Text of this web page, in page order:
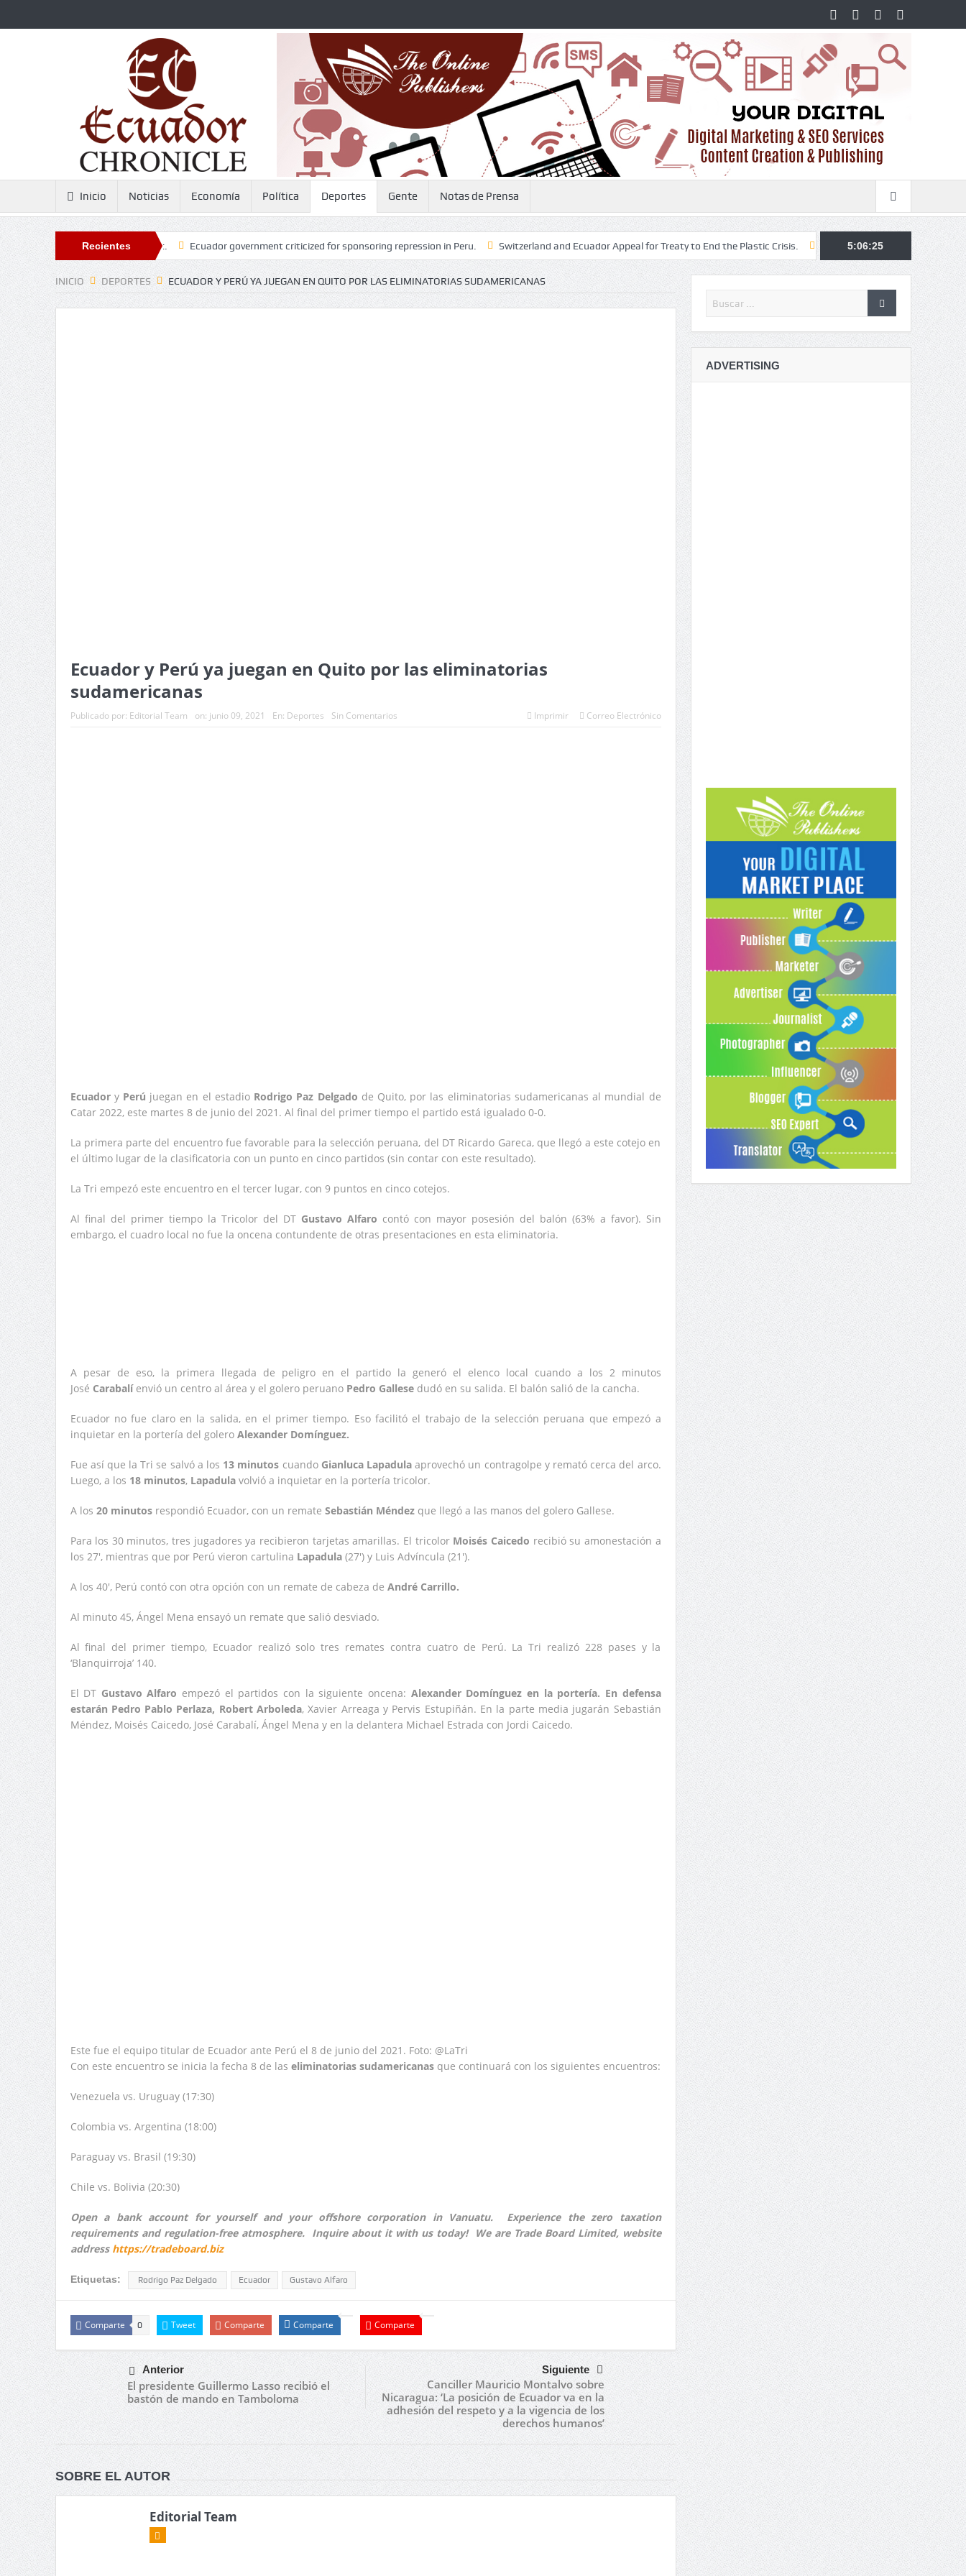
Inicio Noticias Economía Política Deportes Gente Notas de Prensa
Recientes
before Parliament. Ecuador government criticized for sponsoring repression in Peru. Switzerland and Ecuador Appeal for Treaty to End the Plastic Crisis. You must have these foods in order to gain
5:06:26
INICIO DEPORTES ECUADOR Y PERÚ YA JUEGAN EN QUITO POR LAS ELIMINATORIAS SUDAMERICANAS
Ecuador y Perú ya juegan en Quito por las eliminatorias
sudamericanas
Publicado por: Editorial Team on: junio 09, 2021 En: Deportes Sin Comentarios Imprimir Correo Electrónico
Ecuadory Perú juegan en el estadio Rodrigo Paz Delgado de Quito, por las eliminatorias sudamericanas al mundial de
Catar 2022, este martes 8 de junio del 2021. Al final del primer tiempo el partido está igualado 0-0.
La primera parte del encuentro fue favorable para la selección peruana, del DT Ricardo Gareca, que llegó a este cotejo en
el último lugar de la clasificatoria con un punto en cinco partidos (sin contar con este resultado).
La Tri empezó este encuentro en el tercer lugar, con 9 puntos en cinco cotejos.
Al final del primer tiempo la Tricolor del DT Gustavo Alfaro contó con mayor posesión del balón (63% a favor). Sin
embargo, el cuadro local no fue la oncena contundente de otras presentaciones en esta eliminatoria.
A pesar de eso, la primera llegada de peligro en el partido la generó el elenco local cuando a los 2 minutos
José Carabalí envió un centro al área y el golero peruano Pedro Gallesedudó en su salida. El balón salió de la cancha.
Ecuador no fue claro en la salida, en el primer tiempo. Eso facilitó el trabajo de la selección peruana que empezó a
inquietar en la portería del golero Alexander Domínguez.
Fue así que la Tri se salvó a los 13 minutos cuando Gianluca Lapadula aprovechó un contragolpe y remató cerca del arco.
Luego, a los 18 minutos, Lapadulavolvió a inquietar en la portería tricolor.
A los 20 minutosrespondió Ecuador, con un remate Sebastián Méndezque llegó a las manos del golero Gallese.
Para los 30 minutos, tres jugadores ya recibieron tarjetas amarillas. El tricolor Moisés Caicedo recibió su amonestación a
los 27′, mientras que por Perú vieron cartulina Lapadula(27′) y Luis Advíncula (21′).
A los 40′, Perú contó con otra opción con un remate de cabeza de André Carrillo.
Al minuto 45, Ángel Mena ensayó un remate que salió desviado.
Al final del primer tiempo, Ecuador realizó solo tres remates contra cuatro de Perú. La Tri realizó 228 pases y la
‘Blanquirroja’ 140.
El DT Gustavo Alfaro empezó el partidos con la siguiente oncena: Alexander Domínguez en la portería. En defensa
estarán Pedro Pablo Perlaza, Robert Arboleda, Xavier Arreaga y Pervis Estupiñán. En la parte media jugarán Sebastián
Méndez, Moisés Caicedo, José Carabalí, Ángel Mena y en la delantera Michael Estrada con Jordi Caicedo.
Este fue el equipo titular de Ecuador ante Perú el 8 de junio del 2021. Foto: @LaTri
Con este encuentro se inicia la fecha 8 de las eliminatorias sudamericanasque continuará con los siguientes encuentros:
Venezuela vs. Uruguay (17:30)
Colombia vs. Argentina (18:00)
Paraguay vs. Brasil (19:30)
Chile vs. Bolivia (20:30)
Open a bank account for yourself and your offshore corporation in Vanuatu. Experience the zero taxation
requirements and regulation-free atmosphere. Inquire about it with us today! We are Trade Board Limited, website
address https://tradeboard.biz
Etiquetas: Rodrigo Paz Delgado Ecuador Gustavo Alfaro
Comparte 0 Tweet Comparte Comparte Comparte
Anterior
El presidente Guillermo Lasso recibió el
bastón de mando en Tamboloma
Siguiente
Canciller Mauricio Montalvo sobre
Nicaragua: ‘La posición de Ecuador va en la
adhesión del respeto y a la vigencia de los
derechos humanos’
SOBRE EL AUTOR
Editorial Team
ADVERTISING